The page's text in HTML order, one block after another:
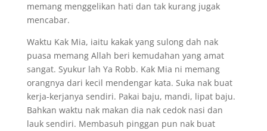
memang menggelikan hati dan tak kurang jugak
mencabar.
Waktu Kak Mia, iaitu kakak yang sulong dah nak
puasa memang Allah beri kemudahan yang amat
sangat. Syukur lah Ya Robb. Kak Mia ni memang
orangnya dari kecil mendengar kata. Suka nak buat
kerja-kerjanya sendiri. Pakai baju, mandi, lipat baju.
Bahkan waktu nak makan dia nak cedok nasi dan
lauk sendiri. Membasuh pinggan pun nak buat